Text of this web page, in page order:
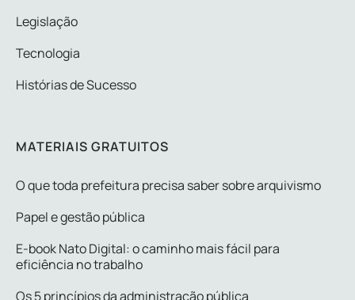
Legislação
Tecnologia
Histórias de Sucesso
MATERIAIS GRATUITOS
O que toda prefeitura precisa saber sobre arquivismo
Papel e gestão pública
E-book Nato Digital: o caminho mais fácil para
eficiência no trabalho
Os 5 princípios da administração pública